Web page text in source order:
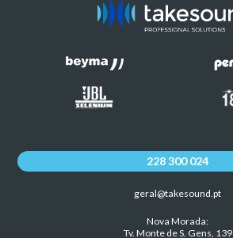
228 300 024
geral@takesound.pt
Nova Morada:
Tv. Monte de S. Gens, 139